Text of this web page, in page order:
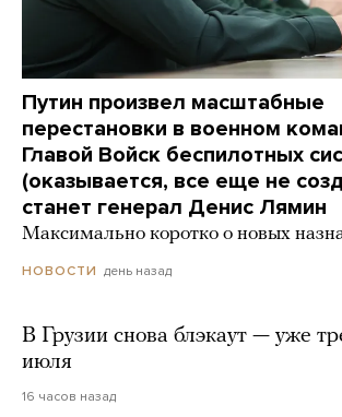
Путин произвел масштабные
перестановки в военном
Главой Войск беспилотных
(оказывается, все еще не
станет генерал Денис Лямин
Максимально коротко о новых
НОВОСТИ день назад
В Грузии снова блэкаут — уже
июля
16 часов назад